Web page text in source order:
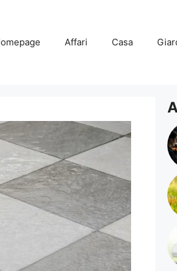
Affari Casa